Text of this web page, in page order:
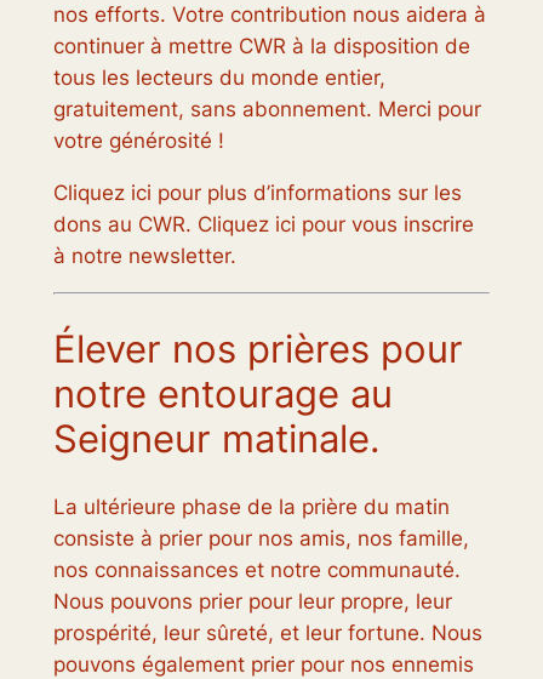
nos efforts. Votre contribution nous aidera à
continuer à mettre CWR à la disposition de
tous les lecteurs du monde entier,
gratuitement, sans abonnement. Merci pour
votre générosité !
Cliquez ici pour plus d’informations sur les
dons au CWR. Cliquez ici pour vous inscrire
à notre newsletter.
Élever nos prières pour
notre entourage au
Seigneur matinale.
La ultérieure phase de la prière du matin
consiste à prier pour nos amis, nos famille,
nos connaissances et notre communauté.
Nous pouvons prier pour leur propre, leur
prospérité, leur sûreté, et leur fortune. Nous
pouvons également prier pour nos ennemis